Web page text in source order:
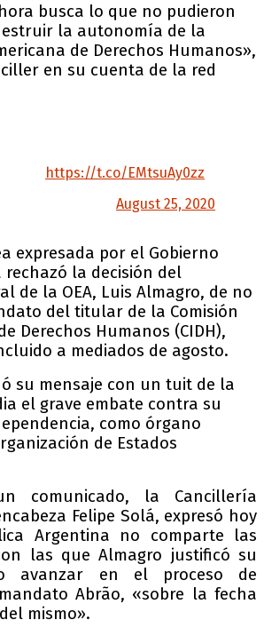
busca lo que no pudieron
la autonomía de la
de Derechos Humanos»,
en su cuenta de la red
https://t.co/EMtsuAy0zz
August 25, 2020
expresada por el Gobierno
rechazó la decisión del
de la OEA, Luis Almagro, de no
del titular de la Comisión
Derechos Humanos (CIDH),
a mediados de agosto.
su mensaje con un tuit de la
el grave embate contra su
como órgano
de Estados
comunicado, la Cancillería
Felipe Solá, expresó hoy
Argentina no comparte las
las que Almagro justificó su
avanzar en el proceso de
Abrão, «sobre la fecha
mismo».